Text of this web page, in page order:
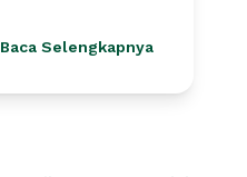
Baca Selengkapnya